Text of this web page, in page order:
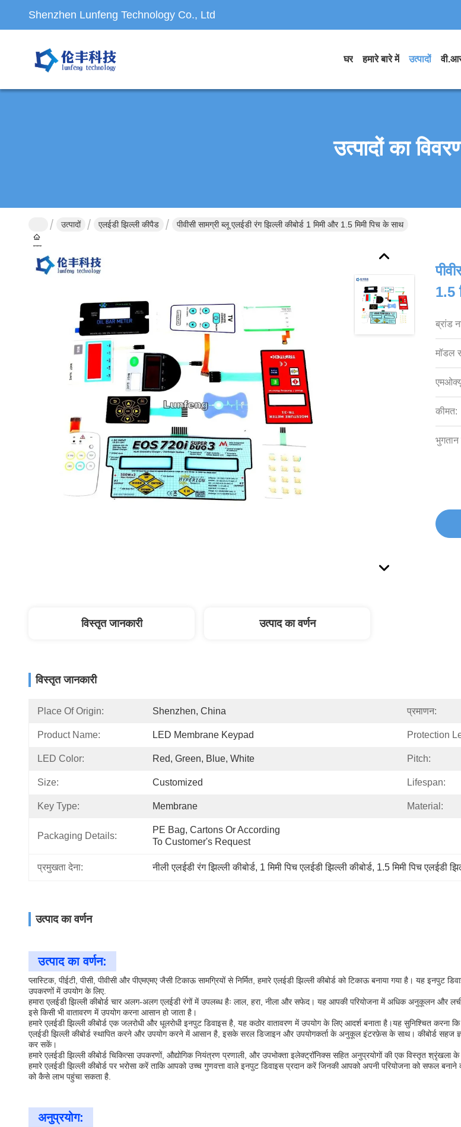
Shenzhen Lunfeng Technology Co., Ltd
घर हमारे बारे में उत्पादों
उत्पादों का
घर
उत्पादों एलईडी झिल्ली कीपैड पीवीसी सामग्री ब्लू एलईडी रंग झिल्ली कीबोर्ड 1 मिमी और 1.5 मिमी पिच के साथ
1.5
ब्रांड
मॉडल
कीमत:
भुगतान
विस्तृत जानकारी उत्पाद का वर्णन
विस्तृत जानकारी
Place Of Origin: Shenzhen, China प्रमाणन:
Product Name: LED Membrane Keypad Protection
LED Color: Red, Green, Blue, White Pitch:
Size: Customized Lifespan:
Key Type: Membrane Material:
Packaging Details:
PE Bag, Cartons Or According
To Customer's Request
प्रमुखता देना: नीली एलईडी रंग झिल्ली कीबोर्ड, 1 मिमी पिच एलईडी झिल्ली कीबोर्ड, 1.5 मिमी पिच एलईडी
उत्पाद का वर्णन
उत्पाद का वर्णन:
प्लास्टिक, पीईटी, पीसी, पीवीसी और पीएमएमए जैसी टिकाऊ सामग्रियों से निर्मित, हमारे एलईडी झिल्ली कीबोर्ड को टिकाऊ बनाया गया है। यह
उपकरणों में उपयोग के लिए.
हमारा एलईडी झिल्ली कीबोर्ड चार अलग-अलग एलईडी रंगों में उपलब्ध हैः लाल, हरा, नीला और सफेद। यह आपकी परियोजना में अधिक अनुकूलन और
इसे किसी भी वातावरण में उपयोग करना आसान हो जाता है।
हमारे एलईडी झिल्ली कीबोर्ड एक जलरोधी और धूलरोधी इनपुट डिवाइस है, यह कठोर वातावरण में उपयोग के लिए आदर्श बनाता है।यह सुनिश्चित करना कि
एलईडी झिल्ली कीबोर्ड स्थापित करने और उपयोग करने में आसान है, इसके सरल डिजाइन और उपयोगकर्ता के अनुकूल इंटरफ़ेस के साथ। कीबोर्ड सहज
कर सकें।
हमारे एलईडी झिल्ली कीबोर्ड चिकित्सा उपकरणों, औद्योगिक नियंत्रण प्रणाली, और उपभोक्ता इलेक्ट्रॉनिक्स सहित अनुप्रयोगों की एक विस्तृत
हमारे एलईडी झिल्ली कीबोर्ड पर भरोसा करें ताकि आपको उच्च गुणवत्ता वाले इनपुट डिवाइस प्रदान करें जिनकी आपको अपनी परियोजना को
को कैसे लाभ पहुंचा सकता है.
अनुप्रयोग: